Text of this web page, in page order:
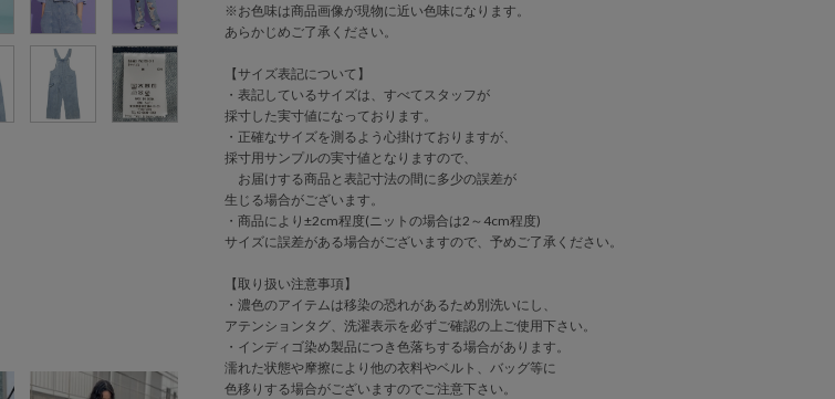
※お色味は商品画像が現物に近い色味になります。
あらかじめご了承ください。
【サイズ表記について】
・表記しているサイズは、すべてスタッフが
採寸した実寸値になっております。
・正確なサイズを測るよう心掛けておりますが、
採寸用サンプルの実寸値となりますので、
お届けする商品と表記寸法の間に多少の誤差が
生じる場合がございます。
・商品により±2cm程度(ニットの場合は2～4cm程度)
サイズに誤差がある場合がございますので、予めご了承ください。
【取り扱い注意事項】
・濃色のアイテムは移染の恐れがあるため別洗いにし、
アテンションタグ、洗濯表示を必ずご確認の上ご使用下さい。
・インディゴ染め製品につき色落ちする場合があります。
濡れた状態や摩擦により他の衣料やベルト、バッグ等に
色移りする場合がございますのでご注意下さい。